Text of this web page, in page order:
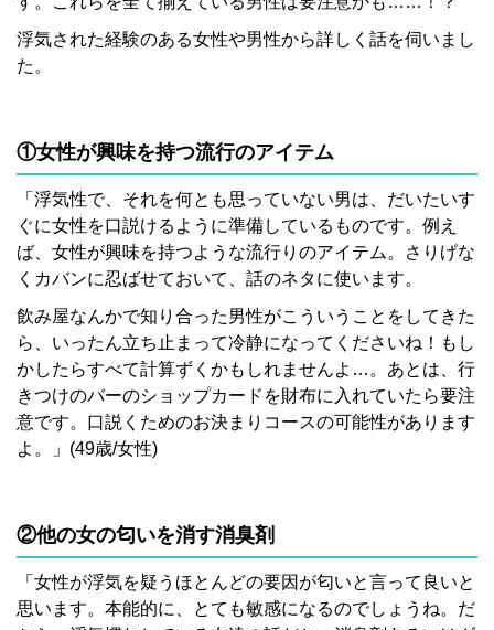
浮気された経験のある女性や男性から詳しく話を伺いまし
た。
①女性が興味を持つ流行のアイテム
「浮気性で、それを何とも思っていない男は、だいたいす
ぐに女性を口説けるように準備しているものです。例え
ば、女性が興味を持つような流行りのアイテム。さりげな
くカバンに忍ばせておいて、話のネタに使います。
飲み屋なんかで知り合った男性がこういうことをしてきた
ら、いったん立ち止まって冷静になってくださいね！もし
かしたらすべて計算ずくかもしれませんよ…。あとは、行
きつけのバーのショップカードを財布に入れていたら要注
意です。口説くためのお決まりコースの可能性があります
よ。」(49歳/女性)
②他の女の匂いを消す消臭剤
「女性が浮気を疑うほとんどの要因が匂いと言って良いと
思います。本能的に、とても敏感になるのでしょうね。だ